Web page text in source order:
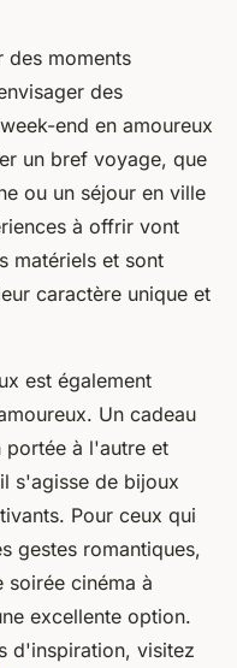
des moments
des
end en amoureux
un bref voyage, que
ou un séjour en ville
à offrir vont
matériels et sont
caractère unique et
est également
Un cadeau
portée à l'autre et
s'agisse de bijoux
Pour ceux qui
gestes romantiques,
soirée cinéma à
excellente option.
d'inspiration, visitez